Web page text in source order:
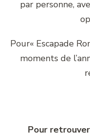
par personne,
Pour« Escapade
moments de
Pour